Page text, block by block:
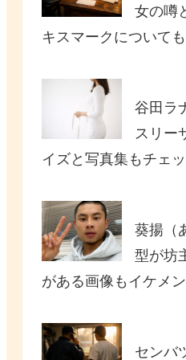
女の噂
キスマークについても
谷田ラ
スリー
イズと写真集もチェッ
葵揚（
型が坊
がある画像もイケメン
センバ